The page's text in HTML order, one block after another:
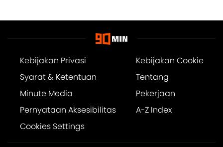
Kebijakan Privasi
Kebijakan Cookie
Syarat & Ketentuan
Tentang
Minute Media
Pekerjaan
Pernyataan Aksesibilitas
A-Z Index
Cookies Settings